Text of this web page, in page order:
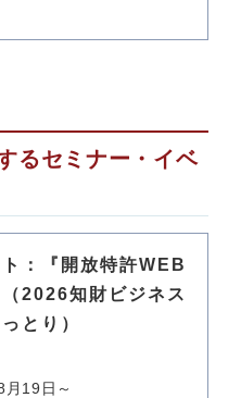
るセミナー・イベ
：『開放特許WEB
2026知財ビジネス
とり）
月19日～